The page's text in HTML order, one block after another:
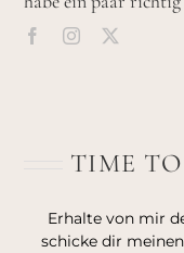
TIME
Erhalte von mir
schicke dir meinen